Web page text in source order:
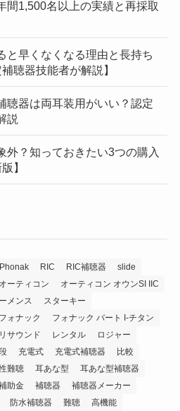
間1,500名以上の実績と再採取
と早くなくなる理由と長持ち
聴器技能者が解説】
聴器は両耳装用がいい？認定
説
外？知っておきたい3つの購入
】
Phonak RIC RIC補聴器
slide
オーティコン
オーティコン オウンSI IIC
メンス
スターキー
フォナック
フォナック バート I-チタン
リサウンド レンタル
ロジャー
充電式 充電式補聴器
比較
難聴 耳あな型
耳あな型補聴器
助金 補聴器
補聴器メーカー
防水補聴器 難聴 高機能